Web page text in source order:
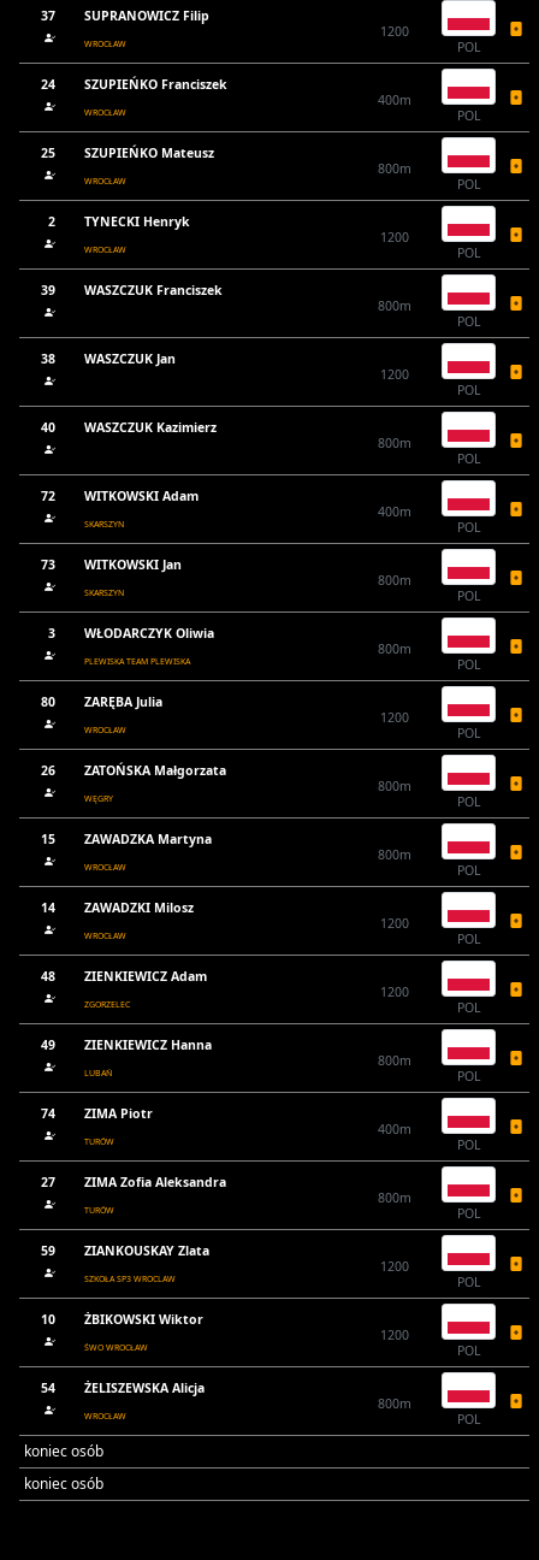
37 SUPRANOWICZ Filip
WROCŁAW
1200
POL
24 SZUPIEŃKO Franciszek
WROCŁAW
400m
POL
25 SZUPIEŃKO Mateusz
WROCŁAW
800m
POL
2 TYNECKI Henryk
WROCŁAW
1200
POL
39
WASZCZUK Franciszek
800m
POL
38
WASZCZUK Jan
1200
POL
40
WASZCZUK Kazimierz
800m
POL
72 WITKOWSKI Adam
SKARSZYN
400m
POL
73 WITKOWSKI Jan
SKARSZYN
800m
POL
3 WŁODARCZYK Oliwia
PLEWISKA TEAM PLEWISKA
800m
POL
80 ZARĘBA Julia
WROCŁAW
1200
POL
26 ZATOŃSKA Małgorzata
WĘGRY
800m
POL
15 ZAWADZKA Martyna
WROCŁAW
800m
POL
14 ZAWADZKI Milosz
WROCŁAW
1200
POL
48 ZIENKIEWICZ Adam
ZGORZELEC
1200
POL
49 ZIENKIEWICZ Hanna
LUBAŃ
800m
POL
74 ZIMA Piotr
TURÓW
400m
POL
27 ZIMA Zofia Aleksandra
TURÓW
800m
POL
59 ZIANKOUSKAY Zlata
SZKOŁA SP3 WROCLAW
1200
POL
10 ŻBIKOWSKI Wiktor
ŚWO WROCŁAW
1200
POL
54 ŻELISZEWSKA Alicja
WROCŁAW
800m
POL
koniec osób
koniec osób